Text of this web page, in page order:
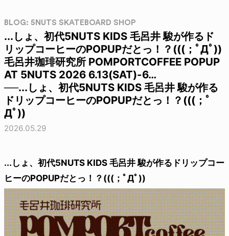
BLOG: 5NUTS SKATEBOARD SHOP
...しょ、初代5NUTS KIDS 毛呂井 駿が作るド
リップコーヒーのPOPUPだとっ！？(((；ﾟДﾟ))
毛呂井珈琲研究所 POMPORTCOFFEE POPUP
AT 5NUTS 2026 6.13(SAT)-6…
──...しょ、初代5NUTS KIDS 毛呂井 駿が作る
ドリップコーヒーのPOPUPだとっ！？(((；ﾟ
Дﾟ))
2026.05.29
...しょ、初代5NUTS KIDS 毛呂井 駿が作るドリップコー
ヒーのPOPUPだとっ！？(((；ﾟДﾟ))